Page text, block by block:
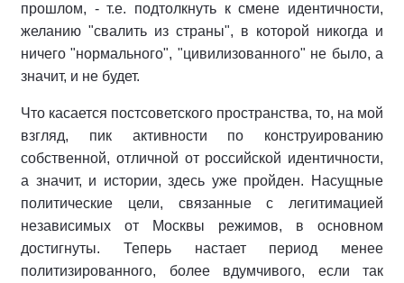
прошлом, - т.е. подтолкнуть к смене идентичности,
желанию "свалить из страны", в которой никогда и
ничего "нормального", "цивилизованного" не было, а
значит, и не будет.
Что касается постсоветского пространства, то, на мой
взгляд, пик активности по конструированию
собственной, отличной от российской идентичности,
а значит, и истории, здесь уже пройден. Насущные
политические цели, связанные с легитимацией
независимых от Москвы режимов, в основном
достигнуты. Теперь настает период менее
политизированного, более вдумчивого, если так